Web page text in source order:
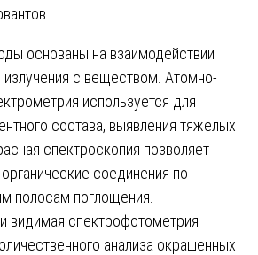
основаны на взаимодействии
излучения с веществом. Атомно-
используется для
состава, выявления тяжелых
спектроскопия позволяет
соединения по
полосам поглощения.
видимая спектрофотометрия
анализа окрашенных